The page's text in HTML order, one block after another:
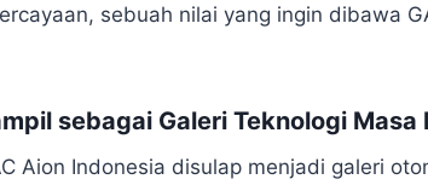
sebuah nilai yang ingin dibawa
sebagai Galeri Teknologi Masa
Aion Indonesia disulap menjadi galeri